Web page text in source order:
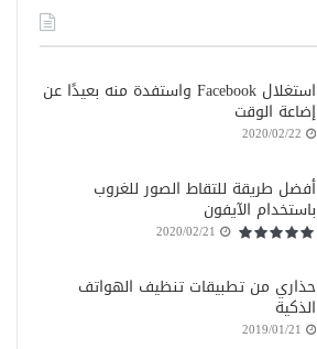
استغلال Facebook واستفدة منه بعيدًا عن
إضاعة الوقت
2020/02/22
أفضل طريقة للتقاط الصور للغروب
باستخدام الآيفون
2020/02/21
حذاري من تطبيقات تنظيف الهواتف
الذكية
2019/01/21